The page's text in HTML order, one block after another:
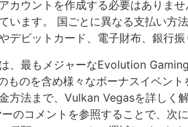
カウントを作成する必要はありま
います。 国ごとに異なる支払い方
デビットカード、電子財布、銀行
、最もメジャーなEvolution
ものを含め様々なボーナスイベン
方法まで、Vulkan Vegasを詳しく
のコメントを参照することで、次